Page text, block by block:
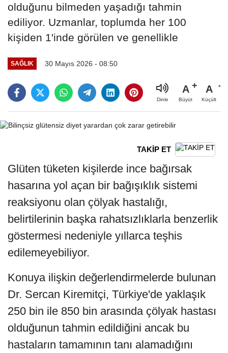
olduğunu bilmeden yaşadığı tahmin
ediliyor. Uzmanlar, toplumda her 100
kişiden 1'inde görülen ve genellikle
SAĞLIK 30 Mayıs 2026 - 08:50
Dinle
A
Büyüt
A
Küçült
TAKİP ET
Glüten tüketen kişilerde ince bağırsak
hasarına yol açan bir bağışıklık sistemi
reaksiyonu olan çölyak hastalığı,
belirtilerinin başka rahatsızlıklarla benzerlik
göstermesi nedeniyle yıllarca teşhis
edilemeyebiliyor.
Konuya ilişkin değerlendirmelerde bulunan
Dr. Sercan Kiremitçi, Türkiye'de yaklaşık
250 bin ile 850 bin arasında çölyak hastası
olduğunun tahmin edildiğini ancak bu
hastaların tamamının tanı alamadığını